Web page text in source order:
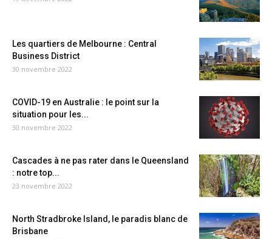
Les quartiers de Melbourne : Central
Business District
30 novembre 2022
COVID-19 en Australie : le point sur la
situation pour les...
30 novembre 2022
Cascades à ne pas rater dans le Queensland
: notre top...
23 novembre 2022
North Stradbroke Island, le paradis blanc de
Brisbane